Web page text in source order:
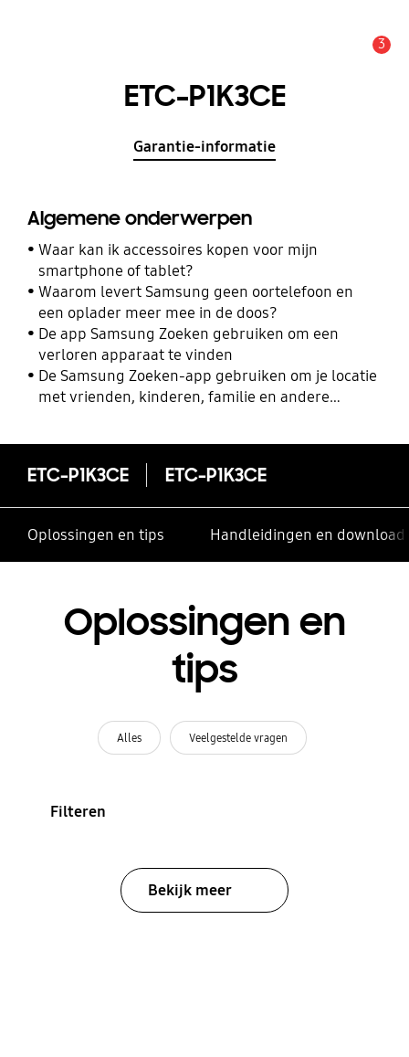
3
ETC-P1K3CE
Garantie-informatie
Algemene onderwerpen
Waar kan ik accessoires kopen voor mijn
smartphone of tablet?
Waarom levert Samsung geen oortelefoon en
een oplader meer mee in de doos?
De app Samsung Zoeken gebruiken om een
verloren apparaat te vinden
De Samsung Zoeken-app gebruiken om je locatie
met vrienden, kinderen, familie en andere
ETC-P1K3CE ETC-P1K3CE
Oplossingen en tips Handleidingen en
Oplossingen en
tips
Alles Veelgestelde vragen
Filteren
Bekijk meer